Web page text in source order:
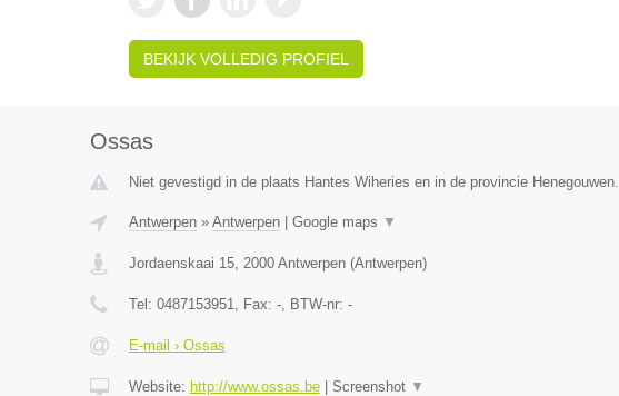
BEKIJK VOLLEDIG PROFIEL
Ossas
Niet gevestigd in de plaats Hantes Wiheries en in de provincie Henegouwen.
Antwerpen» Antwerpen| Google maps ▼
Jordaenskaai 15, 2000 Antwerpen(Antwerpen)
Tel: 0487153951, Fax: -, BTW-nr: -
E-mail › Ossas
Website: http://www.ossas.be| Screenshot ▼